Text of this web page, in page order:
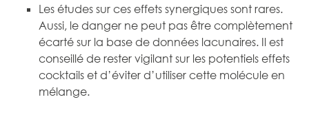
Les études sur ces effets synergiques sont rares.
Aussi, le danger ne peut pas être complètement
écarté sur la base de données lacunaires. Il est
conseillé de rester vigilant sur les potentiels effets
cocktails et d’éviter d’utiliser cette molécule en
mélange.